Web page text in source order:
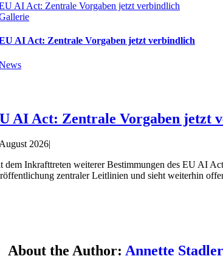
AI Act: Zentrale Vorgaben jetzt verbindlich
AI Act: Zentrale Vorgaben jetzt verbindlich
AI Act: Zentrale Vorgaben jetzt
2026|
dem Inkrafttreten weiterer Bestimmungen des EU AI
zentraler Leitlinien und sieht weiterhin
About the Author:Annette Stadler